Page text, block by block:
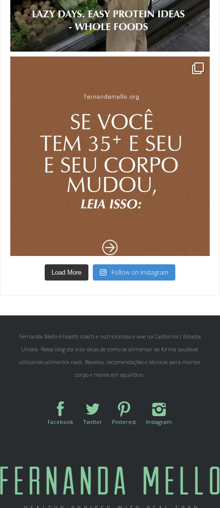
Load More Follow on Instagram
Unidos. Nesse blog ela traz dicas de como se alimentar de forma saudável
utilizando alimentos reais. Receitas, recomendações e técnicas para manter
corpo e mente em equilíbrio.
Facebook Twitter Pinterest Instagram